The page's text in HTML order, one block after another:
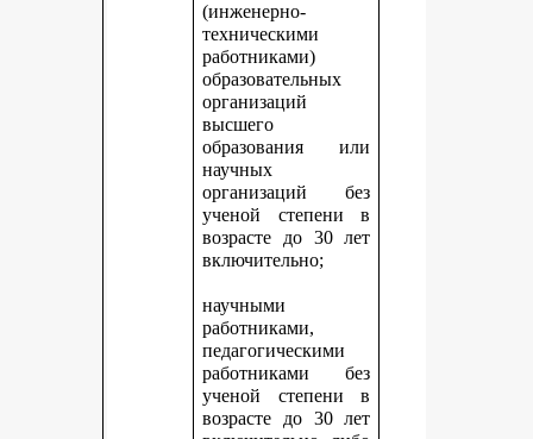
(инженерно-
техническими
работниками)
образовательных
организаций
высшего
образования или
научных
организаций без
ученой степени в
возрасте до 30 лет
включительно;
научными
работниками,
педагогическими
работниками без
ученой степени в
возрасте до 30 лет